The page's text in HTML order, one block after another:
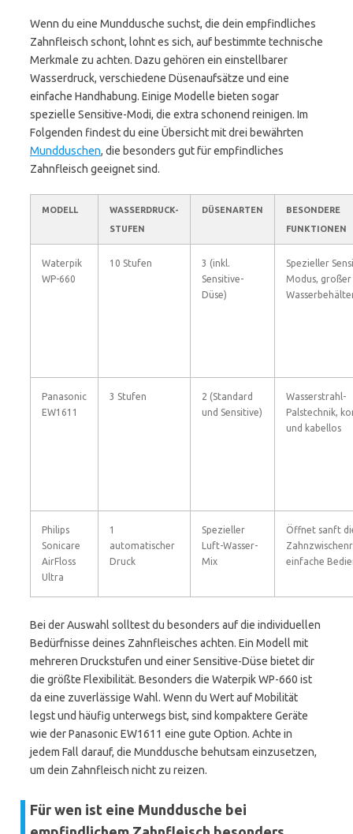
Wenn du eine Munddusche suchst, die dein empfindliches
Zahnfleisch schont, lohnt es sich, auf bestimmte technische
Merkmale zu achten. Dazu gehören ein einstellbarer
Wasserdruck, verschiedene Düsenaufsätze und eine
einfache Handhabung. Einige Modelle bieten sogar
spezielle Sensitive-Modi, die extra schonend reinigen. Im
Folgenden findest du eine Übersicht mit drei bewährten
Mundduschen, die besonders gut für empfindliches
Zahnfleisch geeignet sind.
MODELL
WASSERDRUCK-
STUFEN
DÜSENARTEN
BESONDERE
FUNKTIONEN
Waterpik
WP-660
10 Stufen
3 (inkl.
Sensitive-
Düse)
Spezieller
Modus, großer
Panasonic
EW1611
3 Stufen
2 (Standard
und Sensitive)
Wasserstrahl-
Palstechnik,
und kabellos
Philips
Sonicare
AirFloss
Ultra
1
automatischer
Druck
Spezieller
Luft-Wasser-
Mix
Öffnet sanft
einfache
Bei der Auswahl solltest du besonders auf die individuellen
Bedürfnisse deines Zahnfleisches achten. Ein Modell mit
mehreren Druckstufen und einer Sensitive-Düse bietet dir
die größte Flexibilität. Besonders die Waterpik WP-660 ist
da eine zuverlässige Wahl. Wenn du Wert auf Mobilität
legst und häufig unterwegs bist, sind kompaktere Geräte
wie der Panasonic EW1611 eine gute Option. Achte in
jedem Fall darauf, die Munddusche behutsam einzusetzen,
um dein Zahnfleisch nicht zu reizen.
Für wen ist eine Munddusche bei